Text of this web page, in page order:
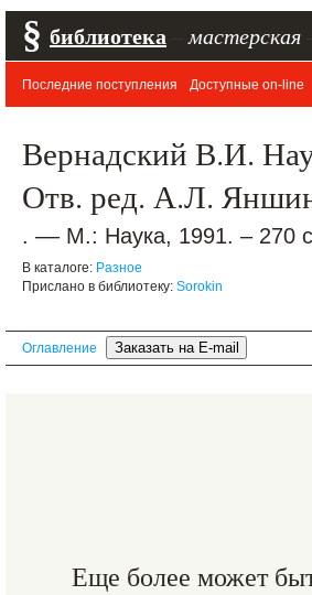
§ библиотека мастерская
Последние поступления Доступные on-line
Вернадский В.И.
Отв. ред. А.Л.
. –– М.: Наука, 1991. – 270
В каталоге: Разное
Прислано в библиотеку: Sorokin
Оглавление
Еще более может